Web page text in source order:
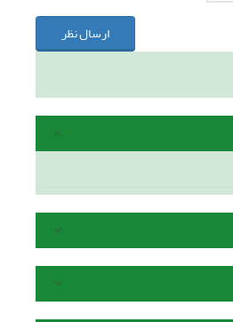
ارسال نظر